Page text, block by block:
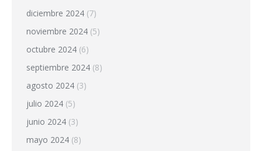
diciembre 2024 (7)
noviembre 2024 (5)
octubre 2024 (6)
septiembre 2024 (8)
agosto 2024 (3)
julio 2024 (5)
junio 2024 (3)
mayo 2024 (8)